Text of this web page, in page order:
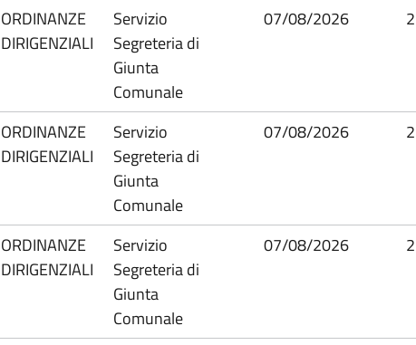
ORDINANZE
DIRIGENZIALI
Servizio
Segreteria di
Giunta
Comunale
07/08/2026
ORDINANZE
DIRIGENZIALI
Servizio
Segreteria di
Giunta
Comunale
07/08/2026
ORDINANZE
DIRIGENZIALI
Servizio
Segreteria di
Giunta
Comunale
07/08/2026